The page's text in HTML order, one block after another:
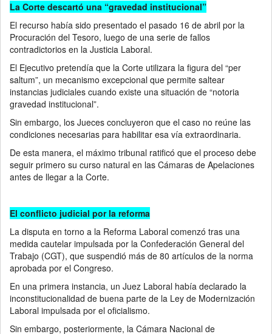
La Corte descartó una “gravedad institucional”
El recurso había sido presentado el pasado 16 de abril por la
Procuración del Tesoro, luego de una serie de fallos
contradictorios en la Justicia Laboral.
El Ejecutivo pretendía que la Corte utilizara la figura del “per
saltum”, un mecanismo excepcional que permite saltear
instancias judiciales cuando existe una situación de “notoria
gravedad institucional”.
Sin embargo, los Jueces concluyeron que el caso no reúne las
condiciones necesarias para habilitar esa vía extraordinaria.
De esta manera, el máximo tribunal ratificó que el proceso debe
seguir primero su curso natural en las Cámaras de Apelaciones
antes de llegar a la Corte.
El conflicto judicial por la reforma
La disputa en torno a la Reforma Laboral comenzó tras una
medida cautelar impulsada por la Confederación General del
Trabajo (CGT), que suspendió más de 80 artículos de la norma
aprobada por el Congreso.
En una primera instancia, un Juez Laboral había declarado la
inconstitucionalidad de buena parte de la Ley de Modernización
Laboral impulsada por el oficialismo.
Sin embargo, posteriormente, la Cámara Nacional de